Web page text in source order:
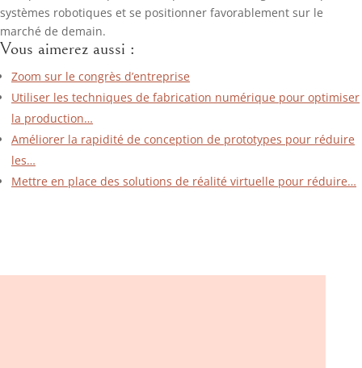
systèmes robotiques et se positionner favorablement sur le
marché de demain.
Vous aimerez aussi :
Zoom sur le congrès d’entreprise
Utiliser les techniques de fabrication numérique pour optimiser
la production…
Améliorer la rapidité de conception de prototypes pour réduire
les…
Mettre en place des solutions de réalité virtuelle pour réduire…